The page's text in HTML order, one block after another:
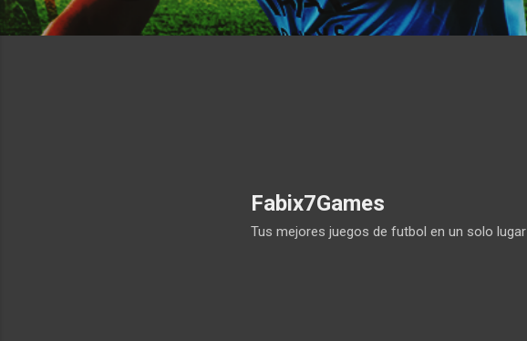
Fabix7Games
Tus mejores juegos de futbol en un solo lugar